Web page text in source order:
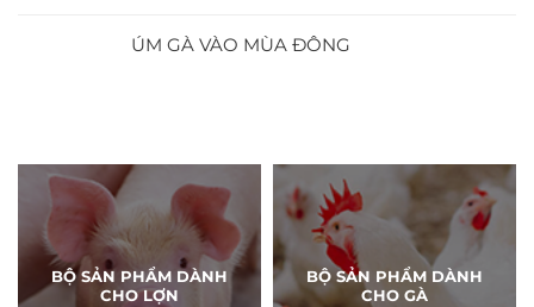
ÚM GÀ VÀO MÙA ĐÔNG
BỘ SẢN PHẨM DÀNH
CHO LỢN
BỘ SẢN PHẨM DÀNH
CHO GÀ